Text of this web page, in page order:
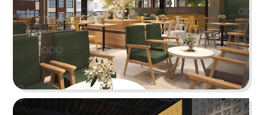
57
SHP GOURMET
Trường đào tạo F&B
58
SEVEN CAFE
Cafe Nhật Bản